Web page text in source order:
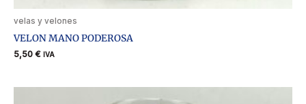
velas y velones
VELON MANO PODEROSA
5,50 € IVA